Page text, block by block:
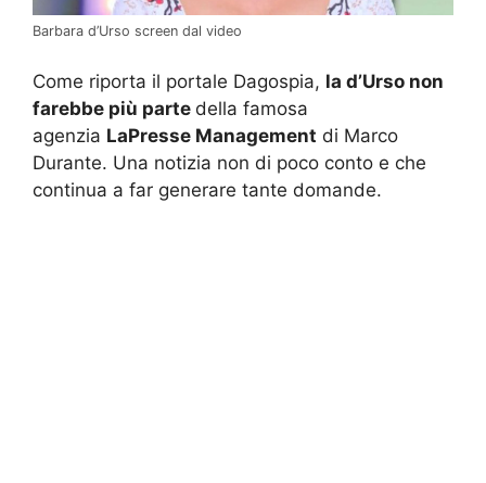
Barbara d’Urso screen dal video
Come riporta il portale Dagospia, la d’Urso non
farebbe più parte della famosa
agenzia LaPresse Management di Marco
Durante. Una notizia non di poco conto e che
continua a far generare tante domande.